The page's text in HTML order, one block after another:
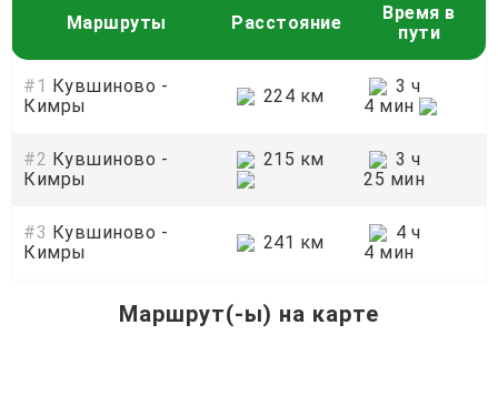
Маршруты Расстояние
Время в
пути
#1 Кувшиново -
Кимры
224 км
3 ч
4 мин
#2 Кувшиново -
Кимры
215 км
3 ч
25 мин
#3 Кувшиново -
Кимры
241 км
4 ч
4 мин
Маршрут(-ы) на карте